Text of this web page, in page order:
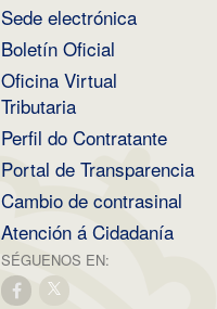
Sede electrónica
Boletín Oficial
Oficina Virtual
Tributaria
Perfil do Contratante
Portal de Transparencia
Cambio de contrasinal
Atención á Cidadanía
SÉGUENOS EN: